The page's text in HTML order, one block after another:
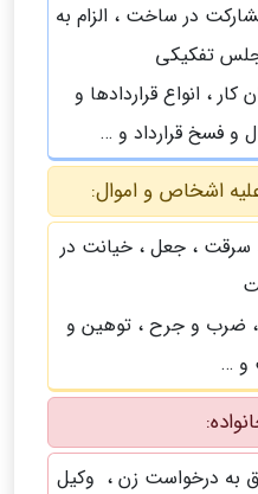
در ساخت ، الزام به
تفکیکی
کار ، انواع قراردادها و
و فسخ قرارداد و …
اشخاص و اموال:
سرقت ، جعل ، خیانت در
، ضرب و جرح ، توهین و
و …
به درخواست زن ، وکیل